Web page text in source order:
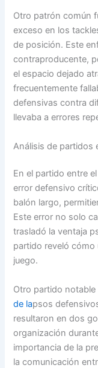
Otro patrón común
exceso en los
de posición. Este
contraproducente,
el espacio dejado
frecuentemente
defensivas contra
llevaba a errores
Análisis de partidos
En el partido entre
error defensivo
balón largo,
Este error no solo
trasladó la ventaja
partido reveló cómo
juego.
Otro partido
de lapsos
resultaron en dos
organización
importancia de la
la comunicación